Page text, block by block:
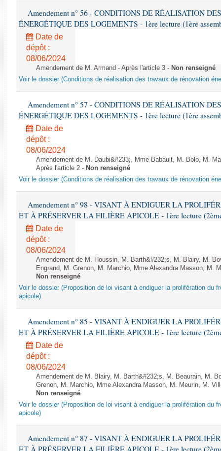
Amendement n° 56 - CONDITIONS DE RÉALISATION
ÉNERGÉTIQUE DES LOGEMENTS - 1ère lecture (1ère
Date de
dépôt :
08/06/2024
Amendement de M. Armand - Après l'article 3 - Non renseigné
Voir le dossier (Conditions de réalisation des travaux de rénovation
Amendement n° 57 - CONDITIONS DE RÉALISATION
ÉNERGÉTIQUE DES LOGEMENTS - 1ère lecture (1ère
Date de
dépôt :
08/06/2024
Amendement de M. Daubi&#233;, Mme Babault, M. Bolo, M.
Après l'article 2 - Non renseigné
Voir le dossier (Conditions de réalisation des travaux de rénovation
Amendement n° 98 - VISANT À ENDIGUER LA
ET À PRÉSERVER LA FILIÈRE APICOLE - 1ère lecture
Date de
dépôt :
08/06/2024
Amendement de M. Houssin, M. Barth&#232;s, M. Blairy, M.
Engrand, M. Grenon, M. Marchio, Mme Alexandra Masson, M.
Non renseigné
Voir le dossier (Proposition de loi visant à endiguer la prolifération du
apicole)
Amendement n° 85 - VISANT À ENDIGUER LA
ET À PRÉSERVER LA FILIÈRE APICOLE - 1ère lecture
Date de
dépôt :
08/06/2024
Amendement de M. Blairy, M. Barth&#232;s, M. Beaurain, M.
Grenon, M. Marchio, Mme Alexandra Masson, M. Meurin, M.
Non renseigné
Voir le dossier (Proposition de loi visant à endiguer la prolifération du
apicole)
Amendement n° 87 - VISANT À ENDIGUER LA
ET À PRÉSERVER LA FILIÈRE APICOLE - 1ère lecture